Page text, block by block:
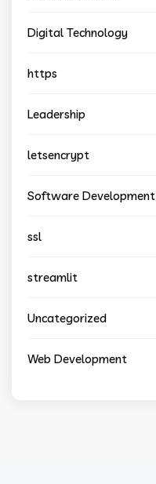
Digital Technology
https
Leadership
letsencrypt
Software Development
ssl
streamlit
Uncategorized
Web Development